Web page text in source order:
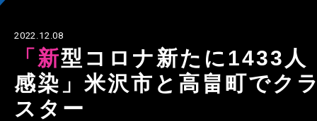
2022.12.08
「新型コロナ新たに1433人
感染」米沢市と高畠町でク
スター